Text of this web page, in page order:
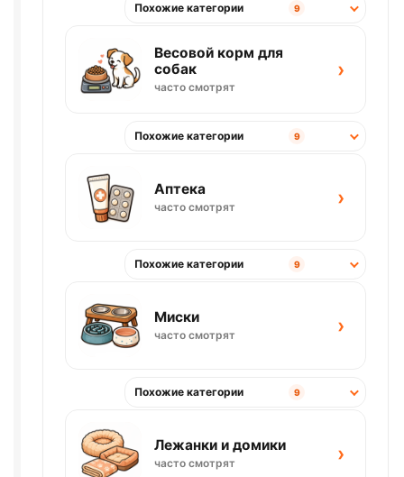
Похожие категории 9
Весовой корм для
собак
часто смотрят
›
Похожие категории 9
Аптека
часто смотрят ›
Похожие категории 9
Миски
часто смотрят ›
Похожие категории 9
Лежанки и домики
часто смотрят ›